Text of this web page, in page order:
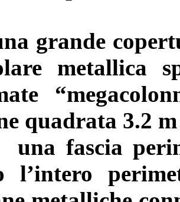
grande
metallica
quadrata 3.2
una fascia
l’intero